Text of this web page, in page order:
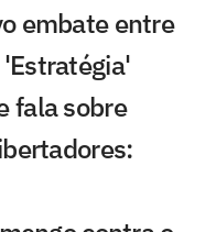
embate entre
fala sobre